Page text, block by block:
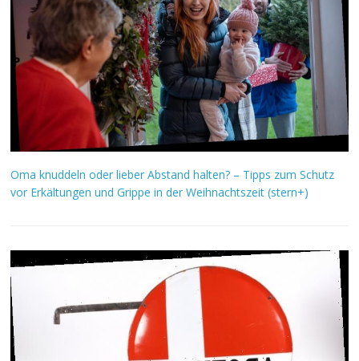
Oma knuddeln oder lieber Abstand halten? – Tipps zum Schutz
vor Erkältungen und Grippe in der Weihnachtszeit (stern+)